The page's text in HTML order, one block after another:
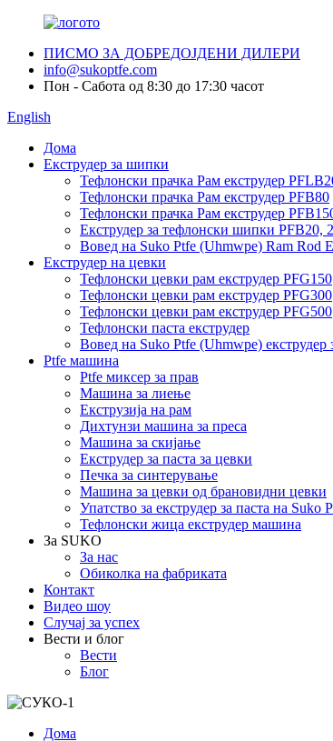
ПИСМО ЗА ДОБРЕДОЈДЕНИ ДИЛЕРИ
info@sukoptfe.com
Пон - Сабота од 8:30 до 17:30 часот
English
Дома
Екструдер за шипки
Тефлонски прачка Рам екструдер
Тефлонски прачка Рам екструдер PFB80
Тефлонски прачка Рам екструдер
Екструдер за тефлонски шипки PFB20,
Вовед на Suko Ptfe (Uhmwpe) Ram Rod
Екструдер на цевки
Тефлонски цевки рам екструдер PFG150
Тефлонски цевки рам екструдер PFG300
Тефлонски цевки рам екструдер PFG500
Тефлонски паста екструдер
Вовед на Suko Ptfe (Uhmwpe) екструдер
Ptfe машина
Ptfe миксер за прав
Машина за лиење
Екструзија на рам
Дихтунзи машина за преса
Машина за скијање
Екструдер за паста за цевки
Печка за синтерување
Машина за цевки од брановидни цевки
Упатство за екструдер за паста на Suko
Тефлонски жица екструдер машина
За SUKO
За нас
Обиколка на фабриката
Контакт
Видео шоу
Случај за успех
Вести и блог
Вести
Блог
Дома